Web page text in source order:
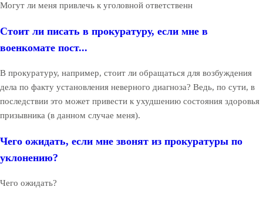
Могут ли меня привлечь к уголовной ответственн
Стоит ли писать в прокуратуру, если мне в
военкомате пост...
В прокуратуру, например, стоит ли обращаться для возбуждения
дела по факту установления неверного диагноза? Ведь, по сути, в
последствии это может привести к ухудшению состояния здоровья
призывника (в данном случае меня).
Чего ожидать, если мне звонят из прокуратуры по
уклонению?
Чего ожидать?